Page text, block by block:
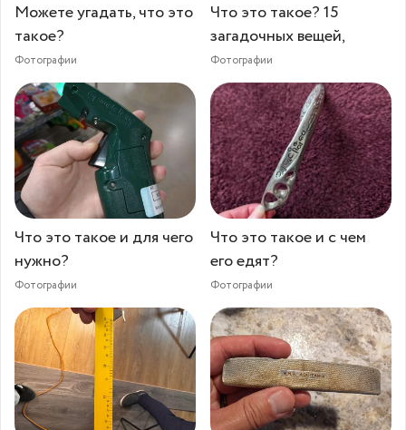
Можете угадать, что это
такое?
Фотографии
Что это такое? 15
загадочных вещей,
Фотографии
Что это такое и для чего
нужно?
Фотографии
Что это такое и с чем
его едят?
Фотографии